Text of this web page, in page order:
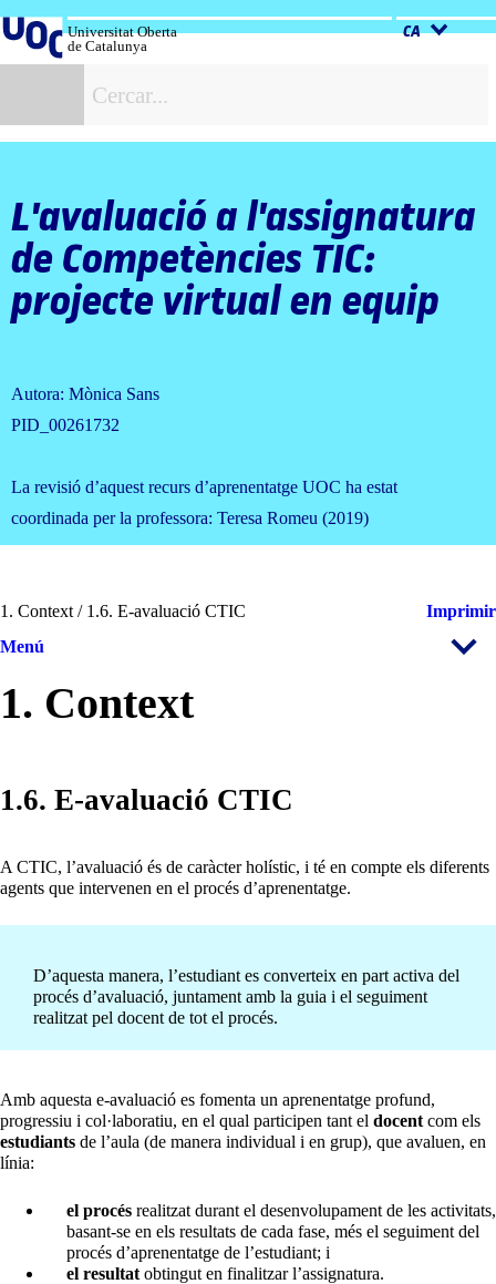
al
contingut
Universitat Oberta
de Catalunya
CA
L'avaluació a l'assignatura
de Competències TIC:
projecte virtual en equip
Autora: Mònica Sans
PID_00261732
La revisió d’aquest recurs d’aprenentatge UOC ha estat
coordinada per la professora: Teresa Romeu (2019)
1. Context / 1.6. E-avaluació CTIC
Imprimir
Menú
1. Context
1.6. E-avaluació CTIC
A CTIC, l’avaluació és de caràcter holístic, i té en compte els diferents
agents que intervenen en el procés d’aprenentatge.
D’aquesta manera, l’estudiant es converteix en part activa del
procés d’avaluació, juntament amb la guia i el seguiment
realitzat pel docent de tot el procés.
Amb aquesta e-avaluació es fomenta un aprenentatge profund,
progressiu i col·laboratiu, en el qual participen tant el docent com els
estudiants de l’aula (de manera individual i en grup), que avaluen, en
línia:
el procés realitzat durant el desenvolupament de les activitats,
basant-se en els resultats de cada fase, més el seguiment del
procés d’aprenentatge de l’estudiant; i
el resultat obtingut en finalitzar l’assignatura.